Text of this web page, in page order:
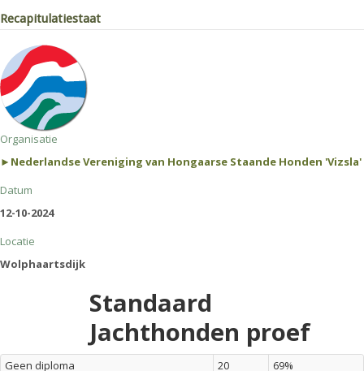
Recapitulatiestaat
Organisatie
►Nederlandse Vereniging van Hongaarse Staande Honden 'Vizsla'
Datum
12-10-2024
Locatie
Wolphaartsdijk
Standaard
Jachthonden proef
Geen diploma 20
69%